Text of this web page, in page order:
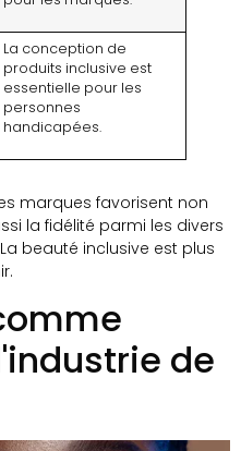
La conception de
produits inclusive est
essentielle pour les
personnes
handicapées.
marques favorisent non
la fidélité parmi les divers
beauté inclusive est plus
de